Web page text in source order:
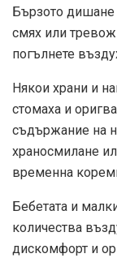
Бързото дишане
смях или
погълнете
Някои храни и
стомаха и
съдържание на
храносмилане
временна
Бебетата и
количества
дискомфорт и